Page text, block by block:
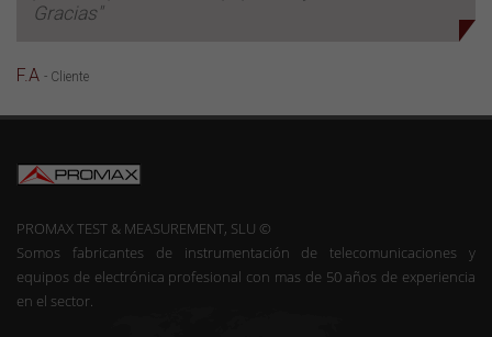
Gracias"
F.A - Cliente
PROMAX TEST & MEASUREMENT, SLU ©
Somos fabricantes de instrumentación de telecomunicaciones y
equipos de electrónica profesional con mas de 50 años de experiencia
en el sector.